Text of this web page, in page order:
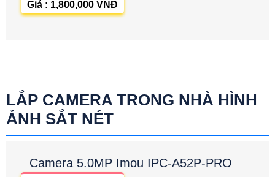
Giá : 1,800,000 VNĐ
LẮP CAMERA TRONG NHÀ HÌNH
ẢNH SẮT NÉT
Camera 5.0MP Imou IPC-A52P-PRO